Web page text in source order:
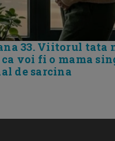
33. Viitorul tata
voi fi o mama
de sarcina